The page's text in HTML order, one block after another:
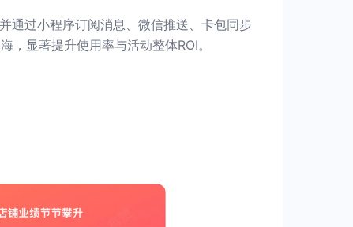
通过小程序订阅消息、微信推送、卡包同步
，显著提升使用率与活动整体ROI。